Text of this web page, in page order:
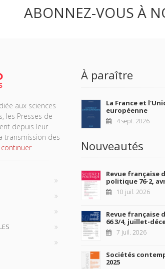
ABONNEZ-VOUS À
aux sciences
les Presses de
depuis leur
transmission des
continuer
À paraître
La France et
européenne
4 sept. 2026
Nouveautés
Revue française
politique 76-2,
10 juil. 2026
Revue française
66 3/4, juillet-
7 juil. 2026
Sociétés
2025